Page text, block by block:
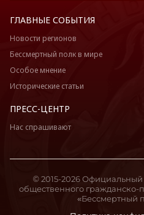
ГЛАВНЫЕ СОБЫТИЯ
Новости регионов
Бессмертный полк в мире
Особое мнение
Исторические статьи
ПРЕСС-ЦЕНТР
Нас спрашивают
© 2015-2026
общественного гражданско-
«Бессмертный